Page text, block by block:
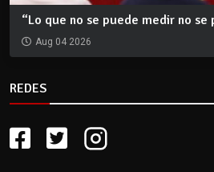
“Lo que no se puede medir no
Aug 04 2026
REDES